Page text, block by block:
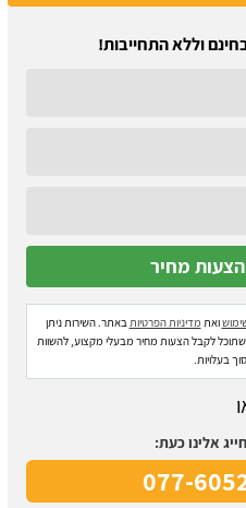
וללא התחייבות!
ואת מדיניות הפרטיותבאתר. השירות ניתן
שתוכל לקבל הצעות מחיר מבעלי מקצוע, להשוות
בעלויות.
אלינו כעת: